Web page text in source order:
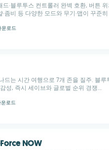
드·블루투스 컨트롤러 완벽 호환, 버튼
·좀비 등 다양한 모드와 무기·맵이 꾸준
운로드
드는 시간 여행으로 7개 존을 질주. 블
성, 즉시 세이브와 글로벌 순위 경쟁...
운로드
NOW